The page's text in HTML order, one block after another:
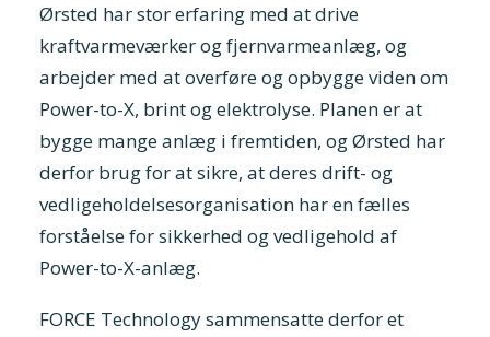
Ørsted har stor erfaring med at drive
kraftvarmeværker og fjernvarmeanlæg, og
arbejder med at overføre og opbygge viden om
Power-to-X, brint og elektrolyse. Planen er at
bygge mange anlæg i fremtiden, og Ørsted har
derfor brug for at sikre, at deres drift- og
vedligeholdelsesorganisation har en fælles
forståelse for sikkerhed og vedligehold af
Power-to-X-anlæg.
FORCE Technology sammensatte derfor et